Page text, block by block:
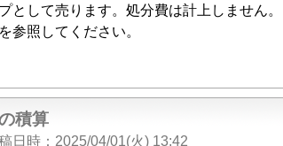
として売ります。処分費は計上しません。
参照してください。
積算
日時 2025/04/01(火) 13:42